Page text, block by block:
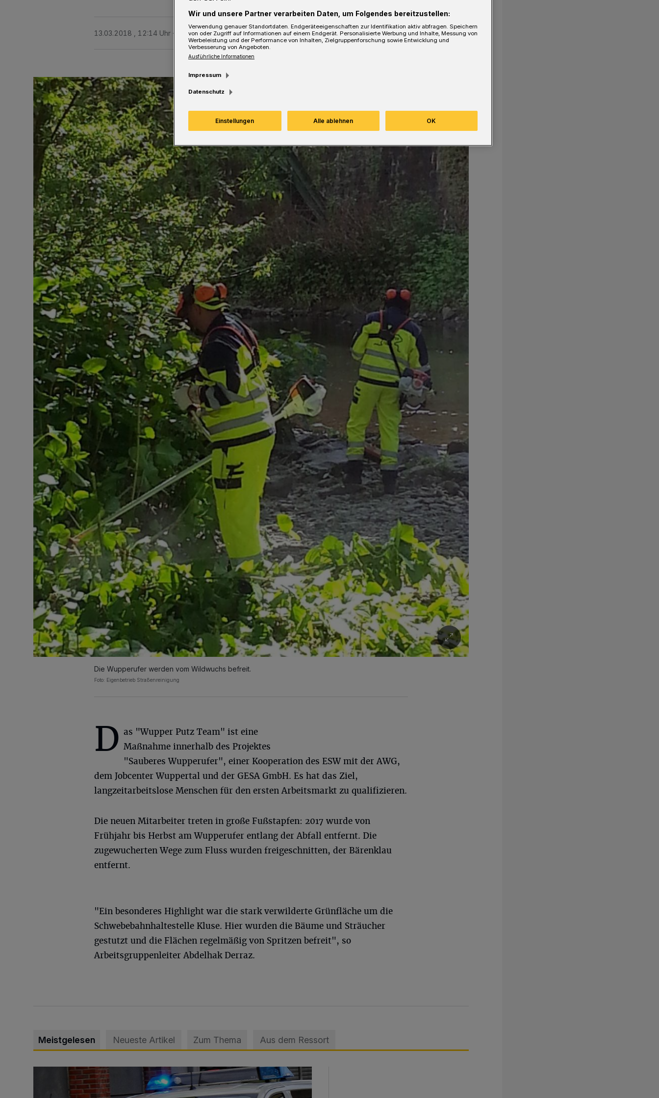
13.03.2018 , 12:14 Uhr Eine Minute Lesezeit
Die Wupperufer werden vom Wildwuchs befreit.
Foto: Eigenbetrieb Straßenreinigung
D as "Wupper Putz Team" ist eine
Maßnahme innerhalb des Projektes
"Sauberes Wupperufer", einer Kooperation des ESW mit der AWG,
dem Jobcenter Wuppertal und der GESA GmbH. Es hat das Ziel,
langzeitarbeitslose Menschen für den ersten Arbeitsmarkt zu qualifizieren.
Die neuen Mitarbeiter treten in große Fußstapfen: 2017 wurde von
Frühjahr bis Herbst am Wupperufer entlang der Abfall entfernt. Die
zugewucherten Wege zum Fluss wurden freigeschnitten, der Bärenklau
entfernt.
"Ein besonderes Highlight war die stark verwilderte Grünfläche um die
Schwebebahnhaltestelle Kluse. Hier wurden die Bäume und Sträucher
gestutzt und die Flächen regelmäßig von Spritzen befreit", so
Arbeitsgruppenleiter Abdelhak Derraz.
Meistgelesen Neueste Artikel Zum Thema Aus dem Ressort
Mann beschädigt Autos in Parkhaus
Wir und unsere Partner verarbeiten Daten, um Folgendes bereitzustellen:
Verwendung genauer Standortdaten. Endgeräteeigenschaften zur Identifikation aktiv abfragen. Speichern
von oder Zugriff auf Informationen auf einem Endgerät. Personalisierte Werbung und Inhalte, Messung von
Werbeleistung und der Performance von Inhalten, Zielgruppenforschung sowie Entwicklung und
Verbesserung von Angeboten.
Ausführliche Informationen
Impressum
Datenschutz
Einstellungen Alle ablehnen OK